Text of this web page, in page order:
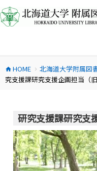
ン
テ
ス
キ
home HOME chevron_right 北海道大学附属図
究支援課研究支援企画担当（旧
研究支援課研究